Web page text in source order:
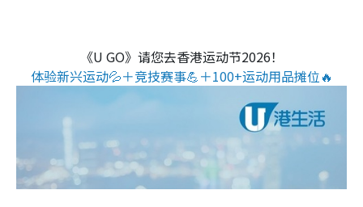
《U GO》请您去香港运动节2026！
体验新兴运动💦＋竞技赛事💪＋100+运动用品摊位🔥